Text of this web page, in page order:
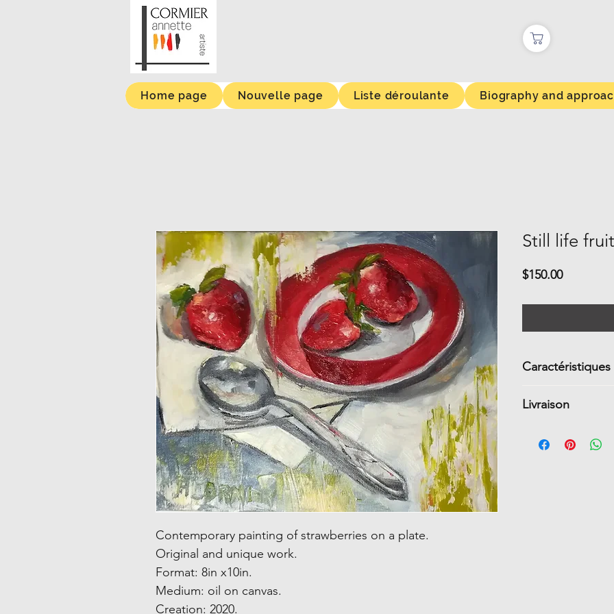
Home page Nouvelle page Liste déroulante Biography and
Contemporary painting of strawberries on a plate.
Original and unique work.
Format: 8in x10in.
Medium: oil on canvas.
Creation: 2020.
Still life
$150.00Price
Caractéristiques
galerie (1 3/4
Côtés peints
Livraison
Dans le reste